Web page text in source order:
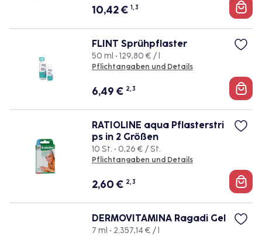
10,42€ 1, 3
FLINT Sprühpflaster
50 ml • 129,80 € / l
Pflichtangaben und Details
6,49 € 2, 3
RATIOLINE aqua Pflasterstri
ps in 2 Größen
10 St. • 0,26 € / St.
Pflichtangaben und Details
2,60 € 2, 3
DERMOVITAMINA Ragadi Gel
7 ml • 2.357,14 € / l